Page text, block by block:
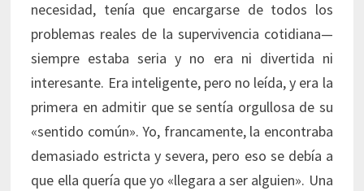
necesidad, tenía que encargarse de todos los
problemas reales de la supervivencia cotidiana—
siempre estaba seria y no era ni divertida ni
interesante. Era inteligente, pero no leída, y era la
primera en admitir que se sentía orgullosa de su
«sentido común». Yo, francamente, la encontraba
demasiado estricta y severa, pero eso se debía a
que ella quería que yo «llegara a ser alguien». Una